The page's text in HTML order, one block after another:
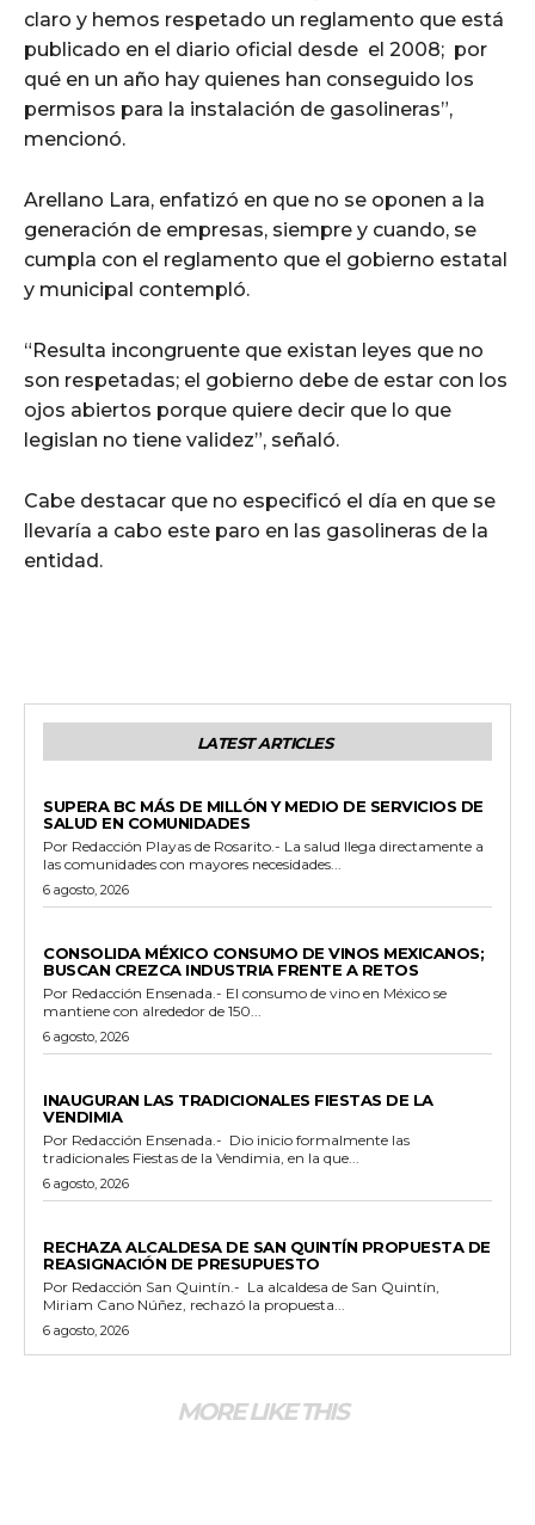
claro y hemos respetado un reglamento que está
publicado en el diario oficial desde el 2008; por
qué en un año hay quienes han conseguido los
permisos para la instalación de gasolineras”,
mencionó.
Arellano Lara, enfatizó en que no se oponen a la
generación de empresas, siempre y cuando, se
cumpla con el reglamento que el gobierno estatal
y municipal contempló.
“Resulta incongruente que existan leyes que no
son respetadas; el gobierno debe de estar con los
ojos abiertos porque quiere decir que lo que
legislan no tiene validez”, señaló.
Cabe destacar que no especificó el día en que se
llevaría a cabo este paro en las gasolineras de la
entidad.
LATEST ARTICLES
SUPERA BC MÁS DE MILLÓN Y MEDIO DE SERVICIOS DE
SALUD EN COMUNIDADES
Por Redacción Playas de Rosarito.- La salud llega directamente a
las comunidades con mayores necesidades...
6 agosto, 2026
CONSOLIDA MÉXICO CONSUMO DE VINOS MEXICANOS;
BUSCAN CREZCA INDUSTRIA FRENTE A RETOS
Por Redacción Ensenada.- El consumo de vino en México se
mantiene con alrededor de 150...
6 agosto, 2026
INAUGURAN LAS TRADICIONALES FIESTAS DE LA
VENDIMIA
Por Redacción Ensenada.- Dio inicio formalmente las
tradicionales Fiestas de la Vendimia, en la que...
6 agosto, 2026
RECHAZA ALCALDESA DE SAN QUINTÍN PROPUESTA DE
REASIGNACIÓN DE PRESUPUESTO
Por Redacción San Quintín.- La alcaldesa de San Quintín,
Miriam Cano Núñez, rechazó la propuesta...
6 agosto, 2026
MORE LIKE THIS